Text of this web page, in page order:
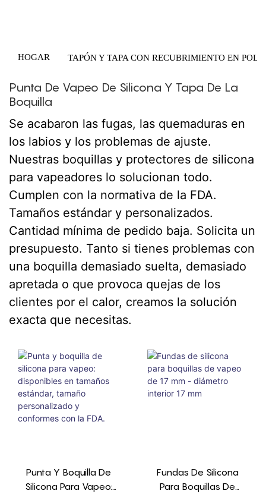
HOGAR TAPÓN Y TAPA CON RECUBRIMIENTO EN
Punta De Vapeo De Silicona Y Tapa De La
Boquilla
Se acabaron las fugas, las quemaduras en
los labios y los problemas de ajuste.
Nuestras boquillas y protectores de silicona
para vapeadores lo solucionan todo.
Cumplen con la normativa de la FDA.
Tamaños estándar y personalizados.
Cantidad mínima de pedido baja. Solicita un
presupuesto. Tanto si tienes problemas con
una boquilla demasiado suelta, demasiado
apretada o que provoca quejas de los
clientes por el calor, creamos la solución
exacta que necesitas.
Punta Y Boquilla De
Silicona Para Vapeo:
Fundas De Silicona
Para Boquillas De